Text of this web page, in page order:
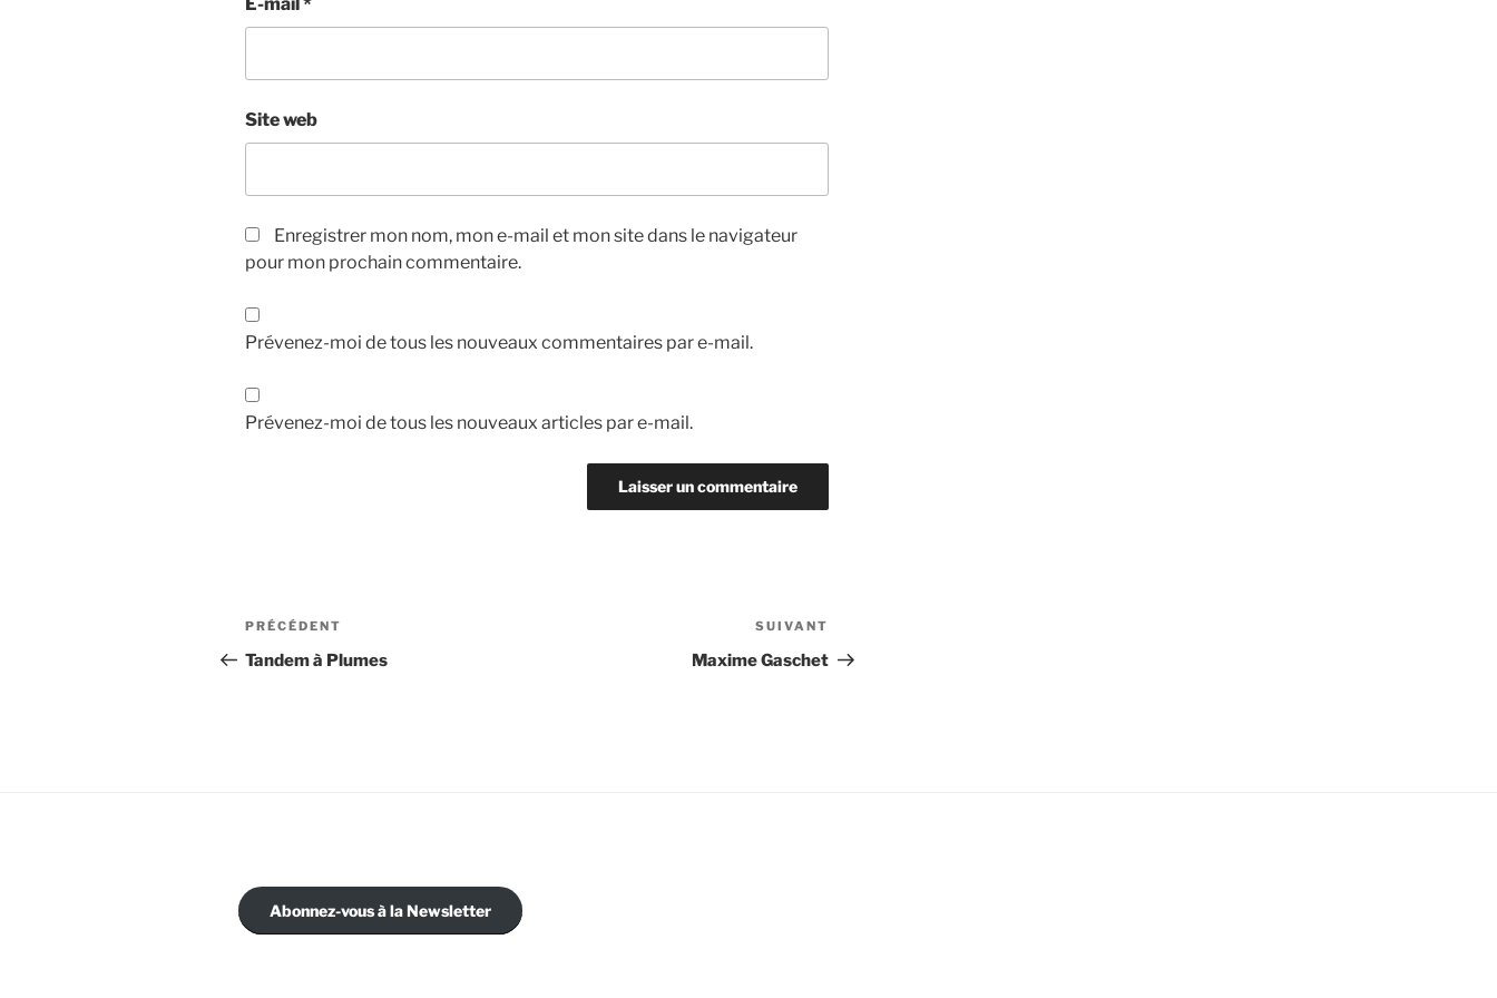
Site web
Enregistrer mon nom, mon e-mail et mon site dans le navigateur
pour mon prochain commentaire.
Prévenez-moi de tous les nouveaux commentaires par e-mail.
Prévenez-moi de tous les nouveaux articles par e-mail.
Navigation
de
Article
précédent
PRÉCÉDENT
Tandem à Plumes
suivant
SUIVANT
Maxime Gaschet
Abonnez-vous à la Newsletter